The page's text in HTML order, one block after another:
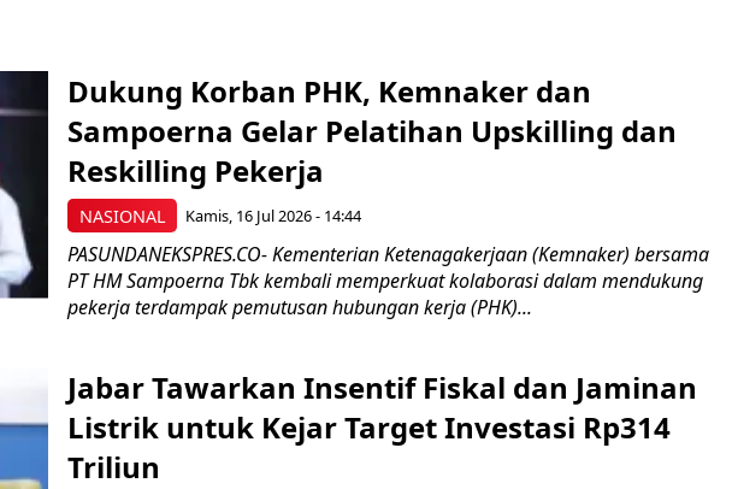
NASIONAL
Dukung Korban PHK, Kemnaker dan
Sampoerna Gelar Pelatihan Upskilling dan
Reskilling Pekerja
Kamis, 16 Jul 2026 - 14:44
PASUNDANEKSPRES.CO- Kementerian Ketenagakerjaan (Kemnaker) bersama
PT HM Sampoerna Tbk kembali memperkuat kolaborasi dalam mendukung
pekerja terdampak pemutusan hubungan kerja (PHK)...
Jabar Tawarkan Insentif Fiskal dan Jaminan
Listrik untuk Kejar Target Investasi Rp314
Triliun